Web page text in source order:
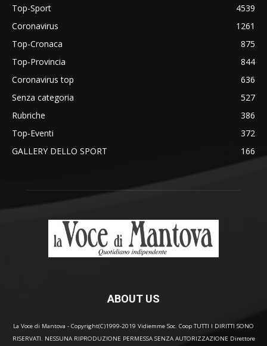
Top-Sport
4539
Coronavirus
1261
Top-Cronaca
875
Top-Provincia
844
Coronavirus top
636
Senza categoria
527
Rubriche
386
Top-Eventi
372
GALLERY DELLO SPORT
166
ABOUT US
La Voce di Mantova - Copyright(C)1999-2019 Vidiemme Soc. Coop TUTTI I DIRITTI SONO
RISERVATI. NESSUNA RIPRODUZIONE PERMESSA SENZA AUTORIZZAZIONE Direttore